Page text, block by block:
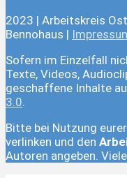
2023 | Arbeitskreis
Bennohaus |
Sofern im Einzelfall
Texte, Videos,
geschaffene Inhalte
3.0.
Bitte bei Nutzung
verlinken und den
Autoren angeben.